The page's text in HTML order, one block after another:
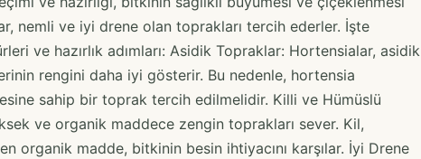
nemli ve iyi drene olan toprakları tercih ederler. İşte
ve hazırlık adımları: Asidik Topraklar: Hortensialar, asidik
rengini daha iyi gösterir. Bu nedenle, hortensia
sahip bir toprak tercih edilmelidir. Killi ve Hümüslü
ve organik maddece zengin toprakları sever. Kil,
organik madde, bitkinin besin ihtiyacını karşılar. İyi Drene